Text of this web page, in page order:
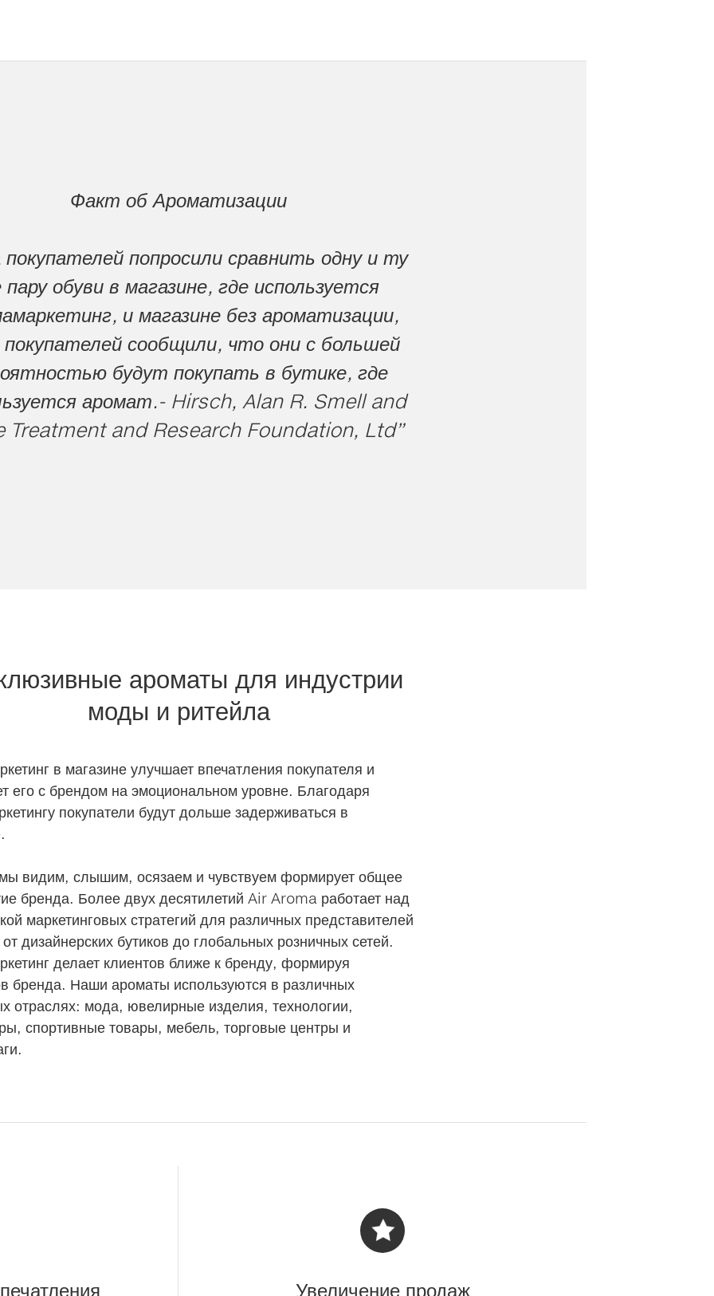
Факт об Ароматизации
покупателей попросили сравнить одну и ту
обуви в магазине, где используется
и магазине без ароматизации,
сообщили, что они с большей
будут покупать в бутике, где
аромат.- Hirsch, Alan R. Smell and
Treatment and Research Foundation, Ltd”
ароматы для индустрии
моды и ритейла
в магазине улучшает впечатления покупателя и
его с брендом на эмоциональном уровне. Благодаря
покупатели будут дольше задерживаться в
видим, слышим, осязаем и чувствуем формирует общее
бренда. Более двух десятилетий Air Aroma работает над
маркетинговых стратегий для различных представителей
дизайнерских бутиков до глобальных розничных сетей.
делает клиентов ближе к бренду, формируя
бренда. Наши ароматы используются в различных
отраслях: мода, ювелирные изделия, технологии,
спортивные товары, мебель, торговые центры и
Увеличение продаж